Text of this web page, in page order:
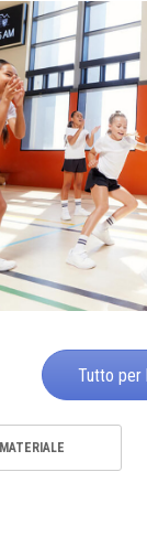
Tutto per
MATERIALE